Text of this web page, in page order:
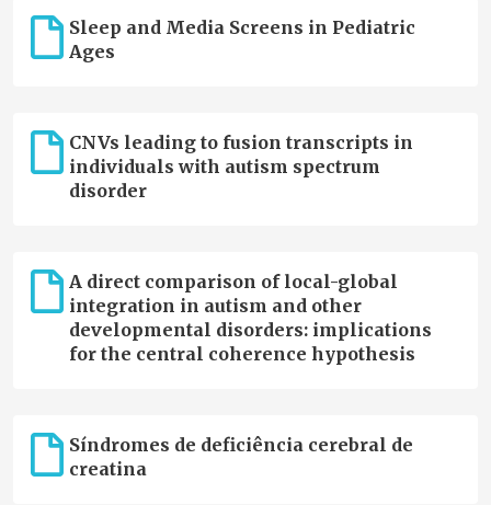
Sleep and Media Screens in Pediatric
Ages
CNVs leading to fusion transcripts in
individuals with autism spectrum
disorder
A direct comparison of local-global
integration in autism and other
developmental disorders: implications
for the central coherence hypothesis
Síndromes de deficiência cerebral de
creatina